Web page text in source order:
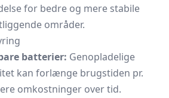
for bedre og mere stabile
områder.
batterier: Genopladelige
kan forlænge brugstiden pr.
omkostninger over tid.